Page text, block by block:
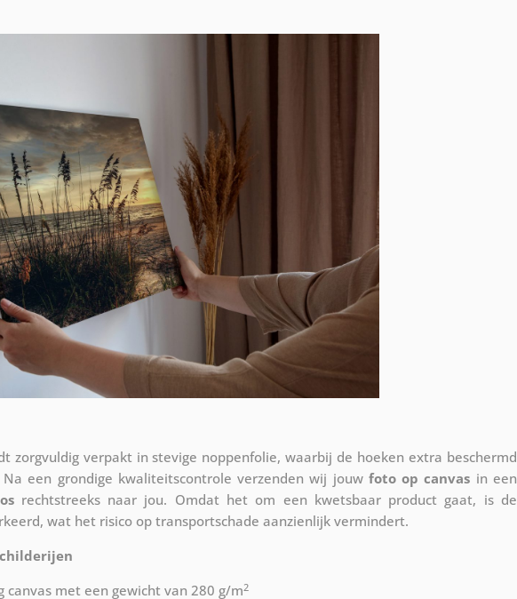
zorgvuldig verpakt in stevige noppenfolie, waarbij de hoeken extra beschermd
een grondige kwaliteitscontrole verzenden wij jouw foto op canvas in een
rechtstreeks naar jou. Omdat het om een kwetsbaar product gaat, is de
wat het risico op transportschade aanzienlijk vermindert.
canvas met een gewicht van 280 g/m2